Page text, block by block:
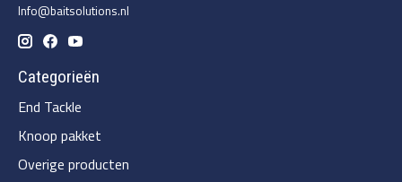
Info@baitsolutions.nl
Categorieën
End Tackle
Knoop pakket
Overige producten